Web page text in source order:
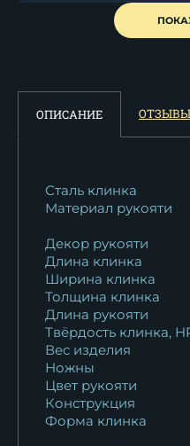
Нож
х12мф...
Нож
береза...
Нож Оса
береза...
Нож Оса
17 138
Нож Оса
Нож
ОПИСАНИЕ ОТЗЫВЫ
Сталь клинка
Материал рукояти
Декор рукояти
Длина клинка
Ширина клинка
Толщина клинка
Длина рукояти
Твёрдость клинка,
Вес изделия
Ножны
Цвет рукояти
Конструкция
Форма клинка